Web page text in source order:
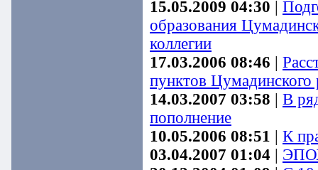
15.05.2009 04:30 |
образования
коллегии
17.03.2006 08:46 |
пунктов Цумадинского
14.03.2007 03:58 | В
пополнение
10.05.2006 08:51 | К
03.04.2007 01:04 |